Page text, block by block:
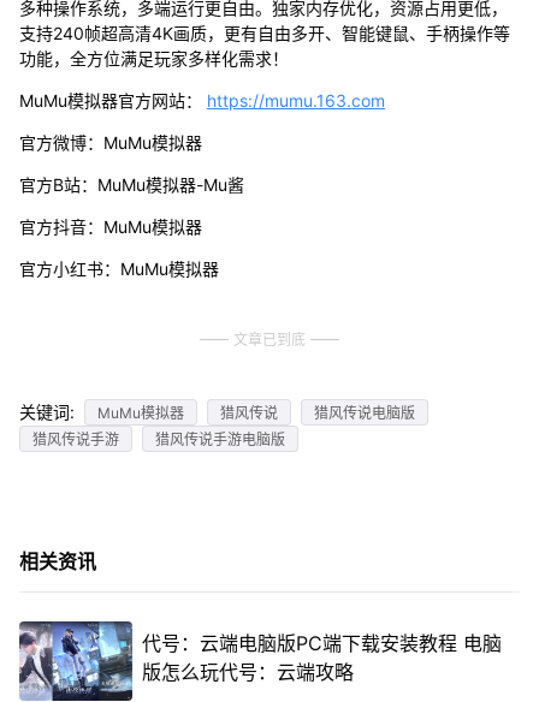
多种操作系统，多端运行更自由。独家内存优化，资源占用更低，
支持240帧超高清4K画质，更有自由多开、智能键鼠、手柄操作等
功能，全方位满足玩家多样化需求！
MuMu模拟器官方网站： https://mumu.163.com
官方微博：MuMu模拟器
官方B站：MuMu模拟器-Mu酱
官方抖音：MuMu模拟器
官方小红书：MuMu模拟器
文章已到底
关键词: MuMu模拟器 猎风传说
猎风传说电脑版
猎风传说手游
猎风传说手游电脑版
相关资讯
代号：云端电脑版PC端下载安装教程 电脑
版怎么玩代号：云端攻略